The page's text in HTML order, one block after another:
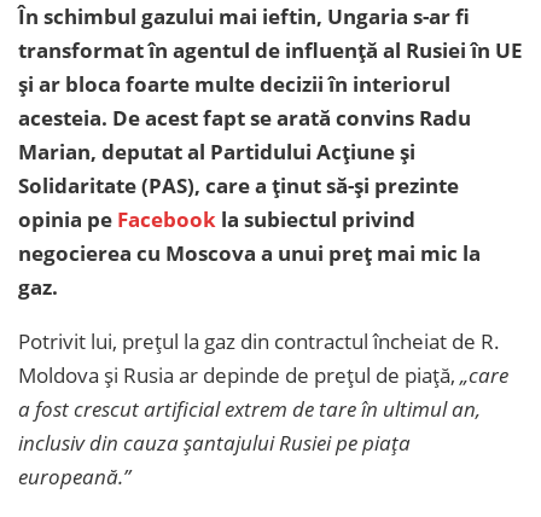
În schimbul gazului mai ieftin, Ungaria s-ar fi
transformat în agentul de influență al Rusiei în UE
și ar bloca foarte multe decizii în interiorul
acesteia. De acest fapt se arată convins Radu
Marian, deputat al Partidului Acțiune și
Solidaritate (PAS), care a ținut să-și prezinte
opinia pe Facebook la subiectul privind
negocierea cu Moscova a unui preț mai mic la
gaz.
Potrivit lui, prețul la gaz din contractul încheiat de R.
Moldova și Rusia ar depinde de prețul de piață, „care
a fost crescut artificial extrem de tare în ultimul an,
inclusiv din cauza șantajului Rusiei pe piața
europeană.”